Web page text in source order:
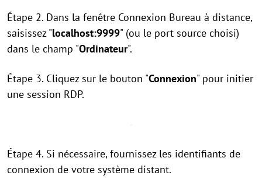
Étape 2. Dans la fenêtre Connexion Bureau à distance,
saisissez "localhost:9999" (ou le port source choisi)
dans le champ "Ordinateur".
Étape 3. Cliquez sur le bouton "Connexion" pour initier
une session RDP.
Étape 4. Si nécessaire, fournissez les identifiants de
connexion de votre système distant.